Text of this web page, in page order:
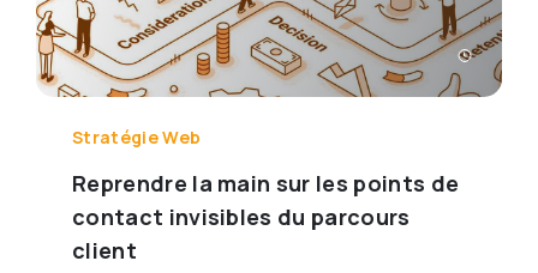
Stratégie Web
Reprendre la main sur les points de
contact invisibles du parcours
client